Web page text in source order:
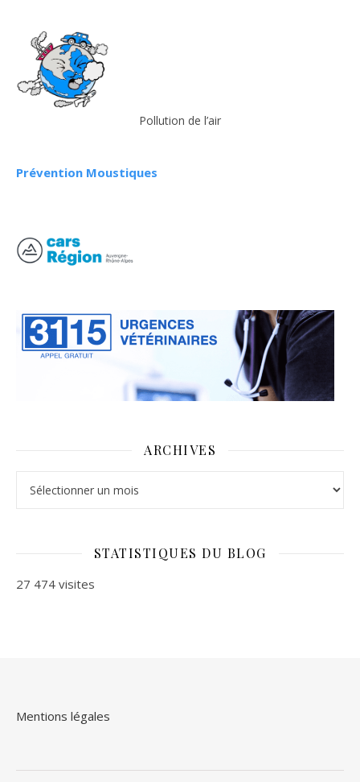
Pollution de l’air
Prévention Moustiques
ARCHIVES
STATISTIQUES DU BLOG
27 474 visites
Mentions légales